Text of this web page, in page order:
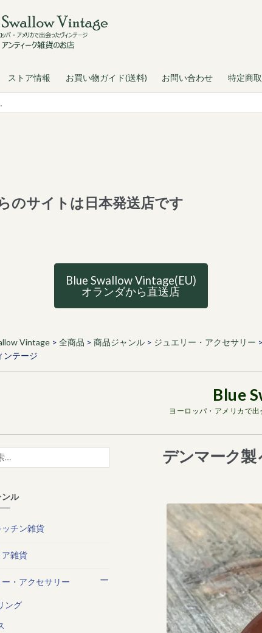
ストア情報 お買い物ガイド(送料) お問い合わせ 特定商
のサイトは日本発送店です
Blue Swallow Vintage(EU)
オランダから直送店
Vintage> 全商品 > 商品ジャンル> ジュエリー・アクセサリー >
ンテージ
ヨーロッパ・アメリカで
デンマーク製
ル
チン雑貨
雑貨
・アクセサリー
ング